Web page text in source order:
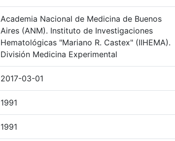
Academia Nacional de Medicina de Buenos
Aires (ANM). Instituto de Investigaciones
Hematológicas "Mariano R. Castex" (IIHEMA).
División Medicina Experimental
2017-03-01
1991
1991